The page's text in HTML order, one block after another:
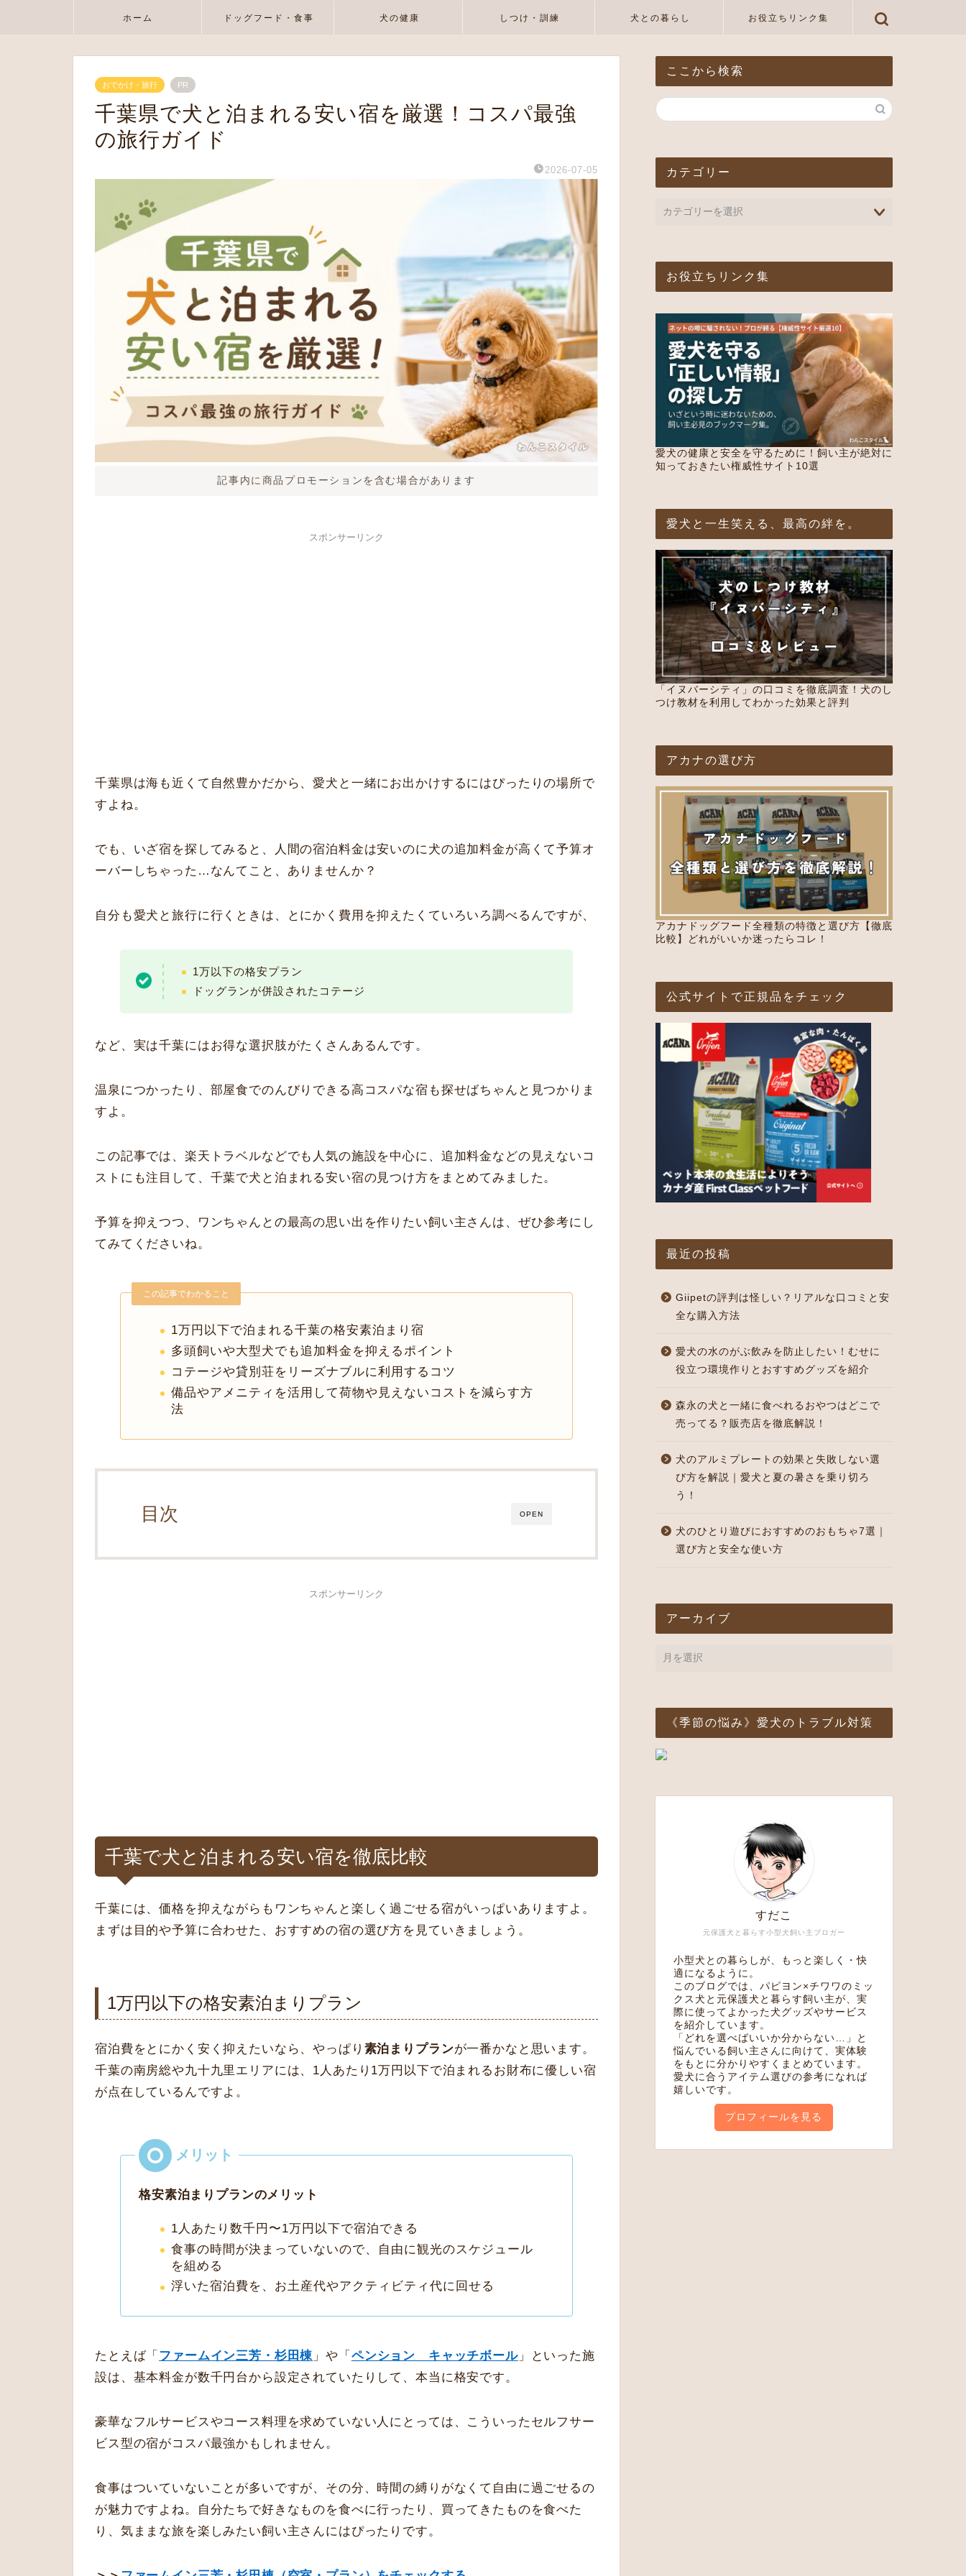
ホーム ドッグフード・食事 犬の健康 しつけ・訓練 犬との暮らし お役立ちリンク集
おでかけ・旅行 PR
千葉県で犬と泊まれる安い宿を厳選！コスパ最強
の旅行ガイド
2026-07-05
記事内に商品プロモーションを含む場合があります
スポンサーリンク
千葉県は海も近くて自然豊かだから、愛犬と一緒にお出かけするにはぴったりの場所で
すよね。
でも、いざ宿を探してみると、人間の宿泊料金は安いのに犬の追加料金が高くて予算オ
ーバーしちゃった…なんてこと、ありませんか？
自分も愛犬と旅行に行くときは、とにかく費用を抑えたくていろいろ調べるんですが、
1万以下の格安プラン
ドッグランが併設されたコテージ
など、実は千葉にはお得な選択肢がたくさんあるんです。
温泉につかったり、部屋食でのんびりできる高コスパな宿も探せばちゃんと見つかりま
すよ。
この記事では、楽天トラベルなどでも人気の施設を中心に、追加料金などの見えないコ
ストにも注目して、千葉で犬と泊まれる安い宿の見つけ方をまとめてみました。
予算を抑えつつ、ワンちゃんとの最高の思い出を作りたい飼い主さんは、ぜひ参考にし
てみてくださいね。
この記事でわかること
1万円以下で泊まれる千葉の格安素泊まり宿
多頭飼いや大型犬でも追加料金を抑えるポイント
コテージや貸別荘をリーズナブルに利用するコツ
備品やアメニティを活用して荷物や見えないコストを減らす方
法
OPEN
目次
スポンサーリンク
千葉で犬と泊まれる安い宿を徹底比較
千葉には、価格を抑えながらもワンちゃんと楽しく過ごせる宿がいっぱいありますよ。
まずは目的や予算に合わせた、おすすめの宿の選び方を見ていきましょう。
1万円以下の格安素泊まりプラン
宿泊費をとにかく安く抑えたいなら、やっぱり 素泊まりプランが一番かなと思います。
千葉の南房総や九十九里エリアには、1人あたり1万円以下で泊まれるお財布に優しい宿
が点在しているんですよ。
格安素泊まりプランのメリット
1人あたり数千円〜1万円以下で宿泊できる
食事の時間が決まっていないので、自由に観光のスケジュール
を組める
浮いた宿泊費を、お土産代やアクティビティ代に回せる
たとえば「 ファームイン三芳・杉田棟 」や「 ペンション キャッチボール」といった施
設は、基本料金が数千円台から設定されていたりして、本当に格安です。
豪華なフルサービスやコース料理を求めていない人にとっては、こういったセルフサー
ビス型の宿がコスパ最強かもしれません。
食事はついていないことが多いですが、その分、時間の縛りがなくて自由に過ごせるの
が魅力ですよね。自分たちで好きなものを食べに行ったり、買ってきたものを食べた
り、気ままな旅を楽しみたい飼い主さんにはぴったりです。
ここから検索
カテゴリー
お役立ちリンク集
愛犬の健康と安全を守るために！飼い主が絶対に
知っておきたい権威性サイト10選
愛犬と一生笑える、最高の絆を。
「イヌバーシティ」の口コミを徹底調査！犬のし
つけ教材を利用してわかった効果と評判
アカナの選び方
アカナドッグフード全種類の特徴と選び方【徹底
比較】どれがいいか迷ったらコレ！
公式サイトで正規品をチェック
最近の投稿
Giipetの評判は怪しい？リアルな口コミと安
全な購入方法
愛犬の水のがぶ飲みを防止したい！むせに
役立つ環境作りとおすすめグッズを紹介
森永の犬と一緒に食べれるおやつはどこで
売ってる？販売店を徹底解説！
犬のアルミプレートの効果と失敗しない選
び方を解説｜愛犬と夏の暑さを乗り切ろ
う！
犬のひとり遊びにおすすめのおもちゃ7選｜
選び方と安全な使い方
アーカイブ
《季節の悩み》愛犬のトラブル対策
元保護犬と暮らす小型犬飼い主ブロガー
すだこ
小型犬との暮らしが、もっと楽しく・快
適になるように。
このブログでは、パピヨン×チワワのミッ
クス犬と元保護犬と暮らす飼い主が、実
際に使ってよかった犬グッズやサービス
を紹介しています。
「どれを選べばいいか分からない…」と
悩んでいる飼い主さんに向けて、実体験
をもとに分かりやすくまとめています。
愛犬に合うアイテム選びの参考になれば
嬉しいです。
プロフィールを見る